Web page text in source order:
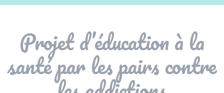
Projet d’éducation à la
santé par les pairs contre
Panneau de gestion des cookies